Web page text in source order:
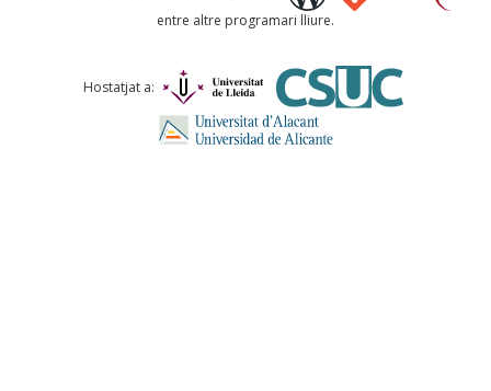
Comentari *
entre altre programari lliure.
Hostatjat a: